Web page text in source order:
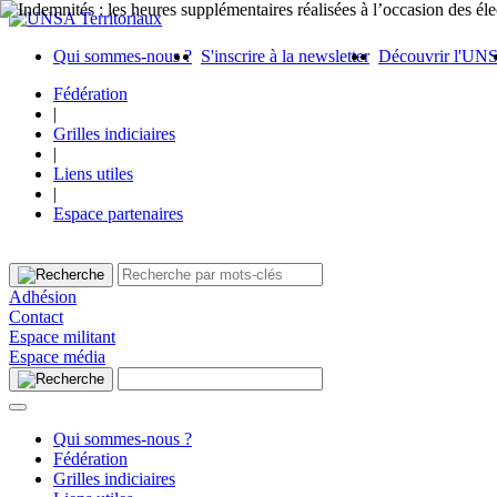
Qui sommes-nous ? S'inscrire à la newsletter Découvrir
Fédération
|
Grilles indiciaires
|
Liens utiles
|
Espace partenaires
Adhésion
Contact
Espace militant
Espace média
Qui sommes-nous ?
Fédération
Grilles indiciaires